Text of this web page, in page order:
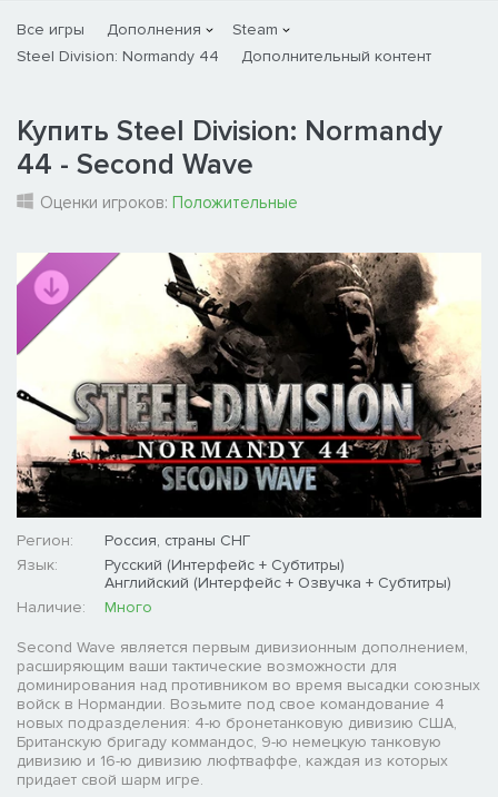
Все игры Дополнения
Steam
Steel Division: Normandy 44
Дополнительный контент
Купить Steel Division: Normandy
44 - Second Wave
Оценки игроков: Положительные
Регион:
Россия, страны СНГ
Язык:
Русский (Интерфейс + Субтитры)
Английский (Интерфейс + Озвучка + Субтитры)
Наличие:
Много
Second Wave является первым дивизионным дополнением,
расширяющим ваши тактические возможности для
доминирования над противником во время высадки союзных
войск в Нормандии. Возьмите под свое командование 4
новых подразделения: 4-ю бронетанковую дивизию США,
Британскую бригаду коммандос, 9-ю немецкую танковую
дивизию и 16-ю дивизию люфтваффе, каждая из которых
придает свой шарм игре.